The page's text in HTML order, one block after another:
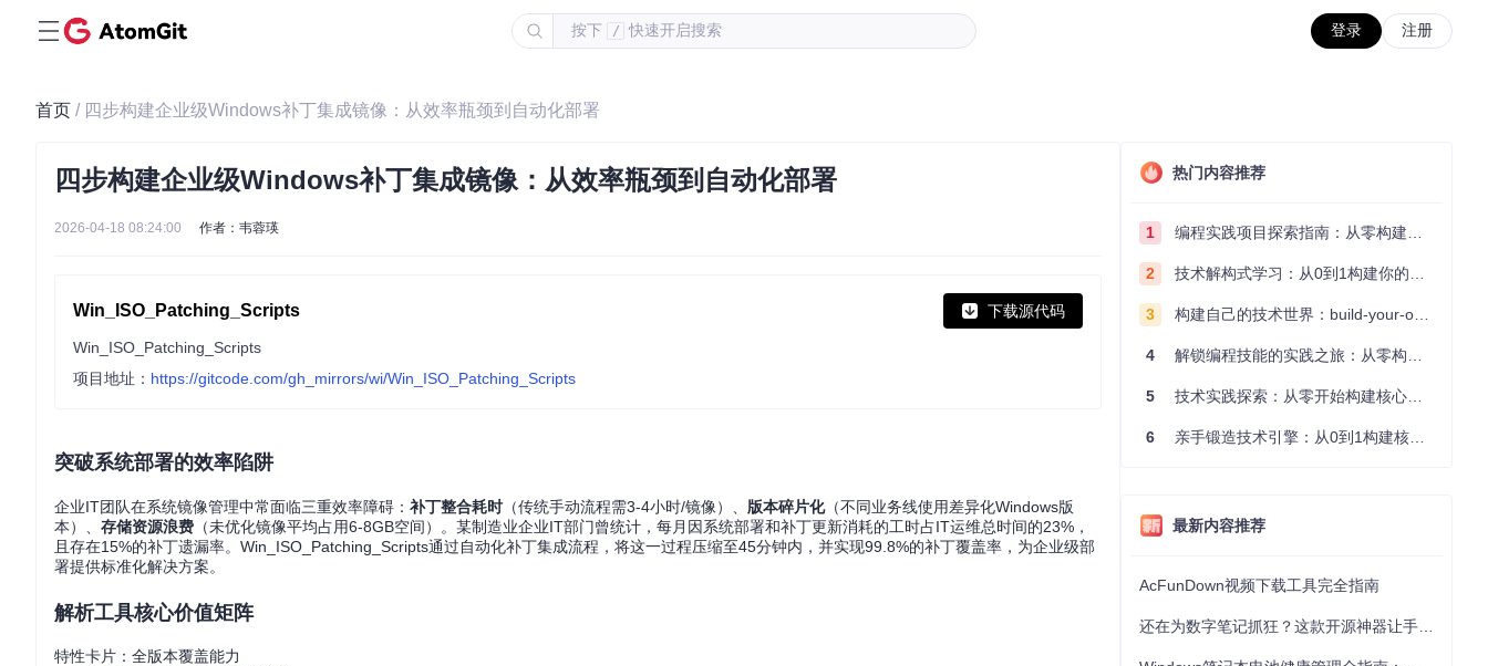
按下 / 快速开启搜索 登录 注册
首页 / 四步构建企业级Windows补丁集成镜像：从效率瓶颈到自动化部署
四步构建企业级Windows补丁集成镜像：从效率瓶颈到自动化部署
2026-04-18 08:24:00 作者：韦蓉瑛
Win_ISO_Patching_Scripts 下载源代码
Win_ISO_Patching_Scripts
项目地址： https://gitcode.com/gh_mirrors/wi/Win_ISO_Patching_Scripts
突破系统部署的效率陷阱
企业IT团队在系统镜像管理中常面临三重效率障碍： 补丁整合耗时 （传统手动流程需3-4小时/镜像）、 版本碎片化（不同业务线使用差异化Windows版
本）、 存储资源浪费 （未优化镜像平均占用6-8GB空间）。某制造业企业IT部门曾统计，每月因系统部署和补丁更新消耗的工时占IT运维总时间的23%，
且存在15%的补丁遗漏率。Win_ISO_Patching_Scripts通过自动化补丁集成流程，将这一过程压缩至45分钟内，并实现99.8%的补丁覆盖率，为企业级部
署提供标准化解决方案。
解析工具核心价值矩阵
特性卡片：全版本覆盖能力
热门内容推荐
1 编程实践项目探索指南：从零构建技术能力体系
2 技术解构式学习：从0到1构建你的编程知识体系
3 构建自己的技术世界：build-your-own-x项目的实践探索指南
4 解锁编程技能的实践之旅：从零构建你的技术世界
5 技术实践探索：从零开始构建核心系统的实践指南
6 亲手锻造技术引擎：从0到1构建核心系统的实践指南
最新内容推荐
AcFunDown视频下载工具完全指南